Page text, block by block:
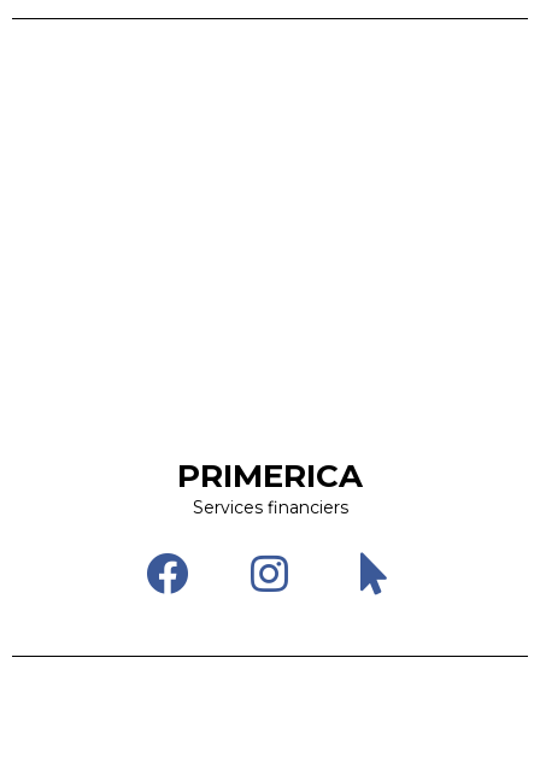
PRIMERICA
Services financiers